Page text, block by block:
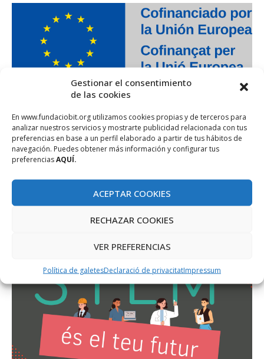
Gestionar el consentimiento
de las cookies
En www.fundaciobit.org utilizamos cookies propias y de terceros para
analizar nuestros servicios y mostrarte publicidad relacionada con tus
preferencias en base a un perfil elaborado a partir de tus hábitos de
navegación. Puedes obtener más información y configurar tus
preferenciasAQUÍ.
ACEPTAR COOKIES
RECHAZAR COOKIES
VER PREFERENCIAS
Política de galetesDeclaració de privacitatImpressum